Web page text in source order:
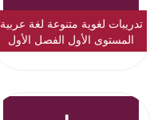
تدريبات لغوية متنوعة لغة عربية
المستوى الأول الفصل الأول